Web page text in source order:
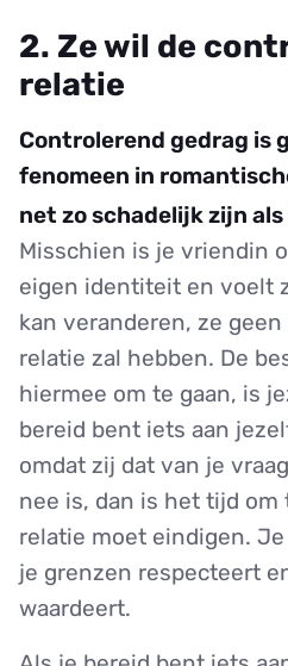
2. Ze wil de
relatie
Controlerend gedrag is
fenomeen in
net zo schadelijk zijn
Misschien is je vriendin
eigen identiteit en voelt
kan veranderen, ze
relatie zal hebben. De
hiermee om te gaan, is
bereid bent iets aan
omdat zij dat van je
nee is, dan is het tijd
relatie moet eindigen.
je grenzen respecteert
waardeert.